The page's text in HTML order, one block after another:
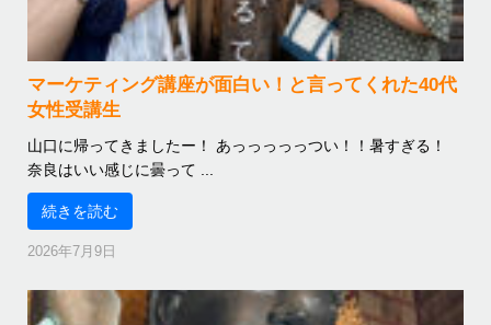
マーケティング講座が面白い！と言ってくれた40代
女性受講生
山口に帰ってきましたー！ あっっっっっつい！！暑すぎる！
奈良はいい感じに曇って ...
続きを読む
2026年7月9日